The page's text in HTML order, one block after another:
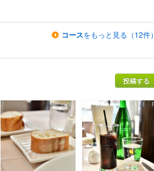
コースをもっと見る（12件）
投稿する